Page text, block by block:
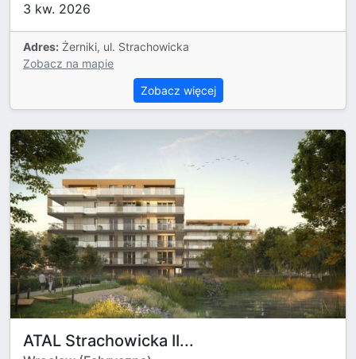
3 kw. 2026
Adres: Żerniki, ul. Strachowicka
Zobacz na mapie
Zobacz więcej
ATAL Strachowicka II...